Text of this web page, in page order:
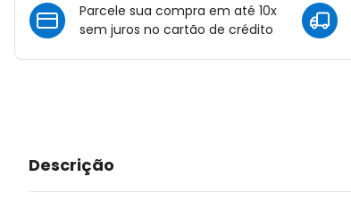
Parcele sua compra em até 10x
sem juros no cartão de crédito
Descrição